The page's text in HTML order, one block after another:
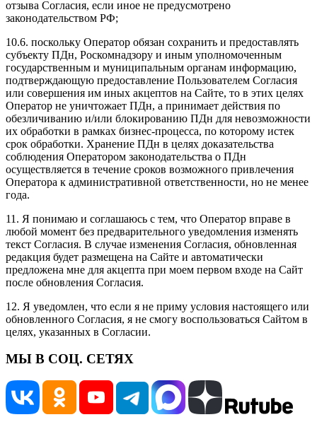
отзыва Согласия, если иное не предусмотрено
законодательством РФ;
10.6. поскольку Оператор обязан сохранить и предоставлять
субъекту ПДн, Роскомнадзору и иным уполномоченным
государственным и муниципальным органам информацию,
подтверждающую предоставление Пользователем Согласия
или совершения им иных акцептов на Сайте, то в этих целях
Оператор не уничтожает ПДн, а принимает действия по
обезличиванию и/или блокированию ПДн для невозможности
их обработки в рамках бизнес-процесса, по которому истек
срок обработки. Хранение ПДн в целях доказательства
соблюдения Оператором законодательства о ПДн
осуществляется в течение сроков возможного привлечения
Оператора к административной ответственности, но не менее
года.
11. Я понимаю и соглашаюсь с тем, что Оператор вправе в
любой момент без предварительного уведомления изменять
текст Согласия. В случае изменения Согласия, обновленная
редакция будет размещена на Сайте и автоматически
предложена мне для акцепта при моем первом входе на Сайт
после обновления Согласия.
12. Я уведомлен, что если я не приму условия настоящего или
обновленного Согласия, я не смогу воспользоваться Сайтом в
целях, указанных в Согласии.
МЫ В СОЦ. СЕТЯХ